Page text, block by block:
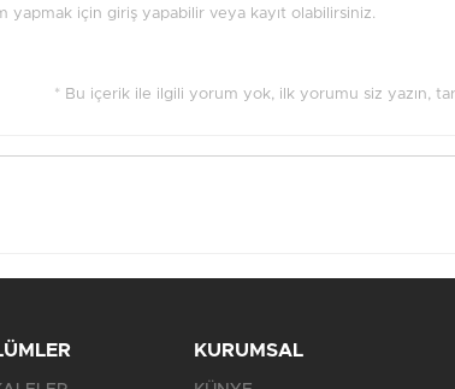
yapmak için giriş yapabilir veya kayıt olabilirsiniz.
* Bu içerik ile ilgili yorum yok, ilk yorumu siz yazın,
KURUMSAL